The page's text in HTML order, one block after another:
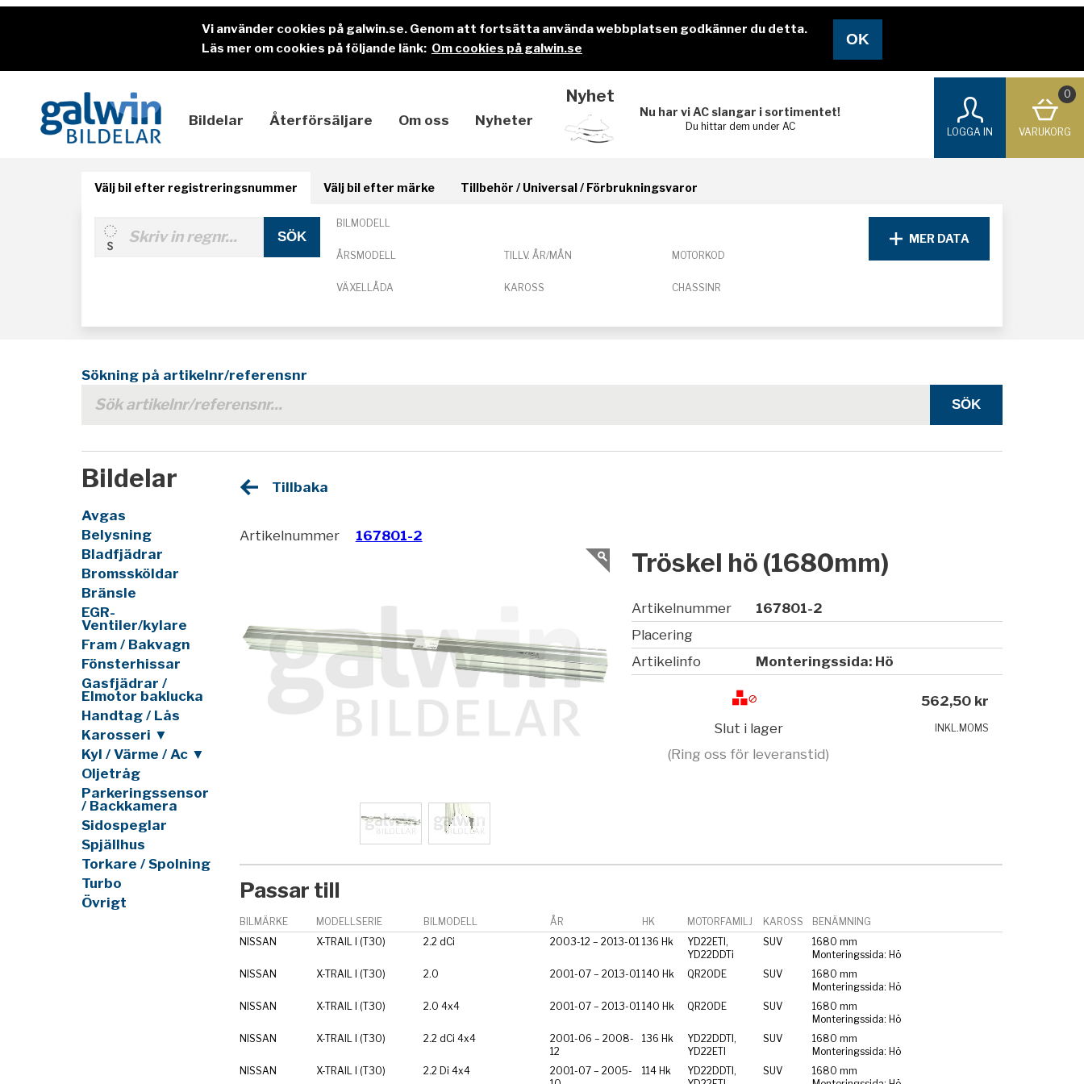
Vi använder cookies på galwin.se. Genom att fortsätta använda webbplatsen godkänner du detta.
Läs mer om cookies på följande länk: Om cookies på galwin.se
Bildelar Återförsäljare Om oss Nyheter
Nyhet
Nu har vi AC slangar i sortimentet!
Du hittar dem under AC
LOGGA IN
0
VARUKORG
Välj bil efter registreringsnummer Välj bil efter märke Tillbehör / Universal / Förbrukningsvaror
BILMODELL
ÅRSMODELL TILLV. ÅR/MÅN MOTORKOD
VÄXELLÅDA KAROSS CHASSINR
MER DATA
Sökning på artikelnr/referensnr
Bildelar
Avgas
Belysning
Bladfjädrar
Bromssköldar
Bränsle
EGR-
Ventiler/kylare
Fram / Bakvagn
Fönsterhissar
Gasfjädrar /
Elmotor baklucka
Handtag / Lås
Karosseri ▼
Kyl / Värme / Ac ▼
Oljetråg
Parkeringssensor
/ Backkamera
Sidospeglar
Spjällhus
Torkare / Spolning
Turbo
Övrigt
Tillbaka
Artikelnummer 167801-2
Tröskel hö (1680mm)
Artikelnummer
167801-2
Placering
Artikelinfo
Monteringssida: Hö
Slut i lager
(Ring oss för leveranstid)
562,50 kr
INKL.MOMS
Passar till
BILMÄRKE MODELLSERIE BILMODELL ÅR HK MOTORFAMILJ KAROSS
BENÄMNING
NISSAN
X-TRAIL I (T30) 2.2 dCi 2003-12 – 2013-01 136 Hk
YD22ETI,
YD22DDTi
SUV
1680 mm
Monteringssida: Hö
NISSAN
X-TRAIL I (T30) 2.0 2001-07 – 2013-01 140 Hk QR20DE SUV
1680 mm
Monteringssida: Hö
NISSAN
X-TRAIL I (T30) 2.0 4x4 2001-07 – 2013-01 140 Hk QR20DE SUV
1680 mm
Monteringssida: Hö
NISSAN
X-TRAIL I (T30) 2.2 dCi 4x4
2001-06 – 2008-
12
136 Hk
YD22DDTI,
YD22ETI
SUV
1680 mm
Monteringssida: Hö
NISSAN
X-TRAIL I (T30) 2.2 Di 4x4
2001-07 – 2005-
114 Hk
YD22DDTI,
SUV
1680 mm